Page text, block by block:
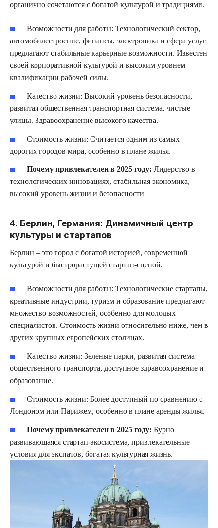
органично сочетаются с богатой культурой и традициями.
Возможности для работы: Технологический сектор,
автомобилестроение, финансы, электроника и сфера услуг
предлагают стабильные карьерные возможности. Известен
своей корпоративной культурой и высоким уровнем
квалификации рабочей силы.
Качество жизни: Высокий уровень безопасности,
развитая общественная транспортная система, чистые
улицы. Здравоохранение высокого качества.
Стоимость жизни: Считается одним из самых
дорогих городов мира, особенно в плане жилья.
Почему привлекателен в 2025 году: Лидерство в
технологических инновациях, стабильная экономика,
высокий уровень жизни и безопасности.
4. Берлин, Германия: Динамичный центр
культуры и стартапов
Берлин – это город с богатой историей, современной
культурой и быстрорастущей стартап-сценой.
Возможности для работы: Технологические стартапы,
креативные индустрии, туризм и образование предлагают
множество возможностей, особенно для молодых
специалистов. Стоимость жизни относительно ниже, чем в
других крупных европейских столицах.
Качество жизни: Зеленые парки, развитая система
общественного транспорта, доступное здравоохранение и
образование.
Стоимость жизни: Более доступный по сравнению с
Лондоном или Парижем, особенно в плане аренды жилья.
Почему привлекателен в 2025 году: Бурно
развивающаяся стартап-экосистема, привлекательные
условия для экспатов, богатая культурная жизнь.